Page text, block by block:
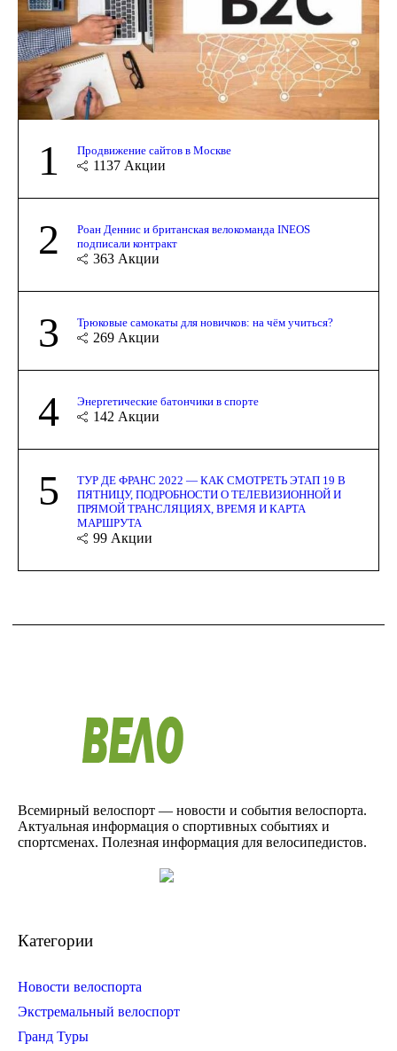
1 Продвижение сайтов в Москве
1137 Акции
2
Роан Деннис и британская велокоманда INEOS
подписали контракт
363 Акции
3 Трюковые самокаты для новичков: на чём учиться?
269 Акции
4 Энергетические батончики в спорте
142 Акции
5
ТУР ДЕ ФРАНС 2022 — КАК СМОТРЕТЬ ЭТАП 19 В
ПЯТНИЦУ, ПОДРОБНОСТИ О ТЕЛЕВИЗИОННОЙ И
ПРЯМОЙ ТРАНСЛЯЦИЯХ, ВРЕМЯ И КАРТА
МАРШРУТА
99 Акции
Всемирный велоспорт — новости и события велоспорта.
Актуальная информация о спортивных событиях и
спортсменах. Полезная информация для велосипедистов.
Категории
Новости велоспорта
Экстремальный велоспорт
Гранд Туры